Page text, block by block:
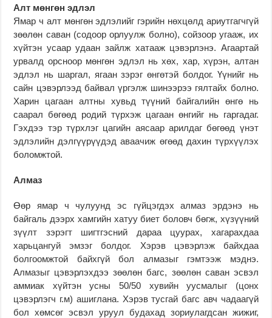
Алт мөнгөн эдлэл
Ямар ч алт мөнгөн эдлэлийг гэрийн нөхцөлд ариутгагчгүй
зөөлөн саван (содоор орлуулж болно), сойзоор угааж, их
хүйтэн усаар удаан зайлж хатааж цэвэрлэнэ. Агаартай
урвалд орсноор мөнгөн эдлэл нь хөх, хар, хүрэн, алтан
эдлэл нь шаргал, ягаан зэрэг өнгөтэй болдог. Үүнийг нь
сайн цэвэрлээд байвал үргэлж шинээрээ гялтайх болно.
Харин цагаан алтны хувьд түүний байгалийн өнгө нь
саарал бөгөөд родий түрхэж цагаан өнгийг нь гаргадаг.
Гэхдээ тэр түрхлэг цагийн аясаар арилдаг бөгөөд үнэт
эдлэлийн дэлгүүрүүдэд аваачиж өгөөд дахин түрхүүлэх
боломжтой.
Алмаз
Өөр ямар ч чулуунд эс гүйцэгдэх алмаз эрдэнэ нь
байгаль дээрх хамгийн хатуу биет боловч бөгж, хүзүүний
зүүлт зэрэгт шигтгэсний дараа цуурах, хагарахдаа
харьцангуй эмзэг болдог. Хэрэв цэвэрлэж байхдаа
болгоомжтой байхгүй бол алмазыг гэмтээж мэднэ.
Алмазыг цэвэрлэхдээ зөөлөн багс, зөөлөн саван эсвэл
аммиак хүйтэн усны 50/50 хувийн уусмалыг (цонх
цэвэрлэгч г.м) ашиглана. Хэрэв тусгай багс авч чадаагүй
бол хөмсөг эсвэл уруул будахад зориулагдсан жижиг,